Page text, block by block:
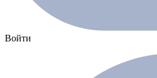
Войти